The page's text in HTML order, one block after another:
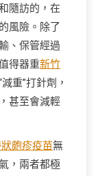
隨訪的，在
風險。除了
、保管經過
得器重新竹
重”打針劑，
甚至會減輕
皰疹疫苗無
，兩者都極